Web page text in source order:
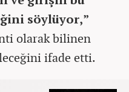
söylüyor,”
olarak bilinen
ifade etti.